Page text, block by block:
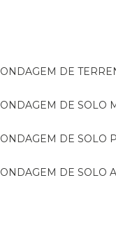
SONDAGEM DE
SONDAGEM DE SOLO
SONDAGEM DE SOLO
SONDAGEM DE SOLO